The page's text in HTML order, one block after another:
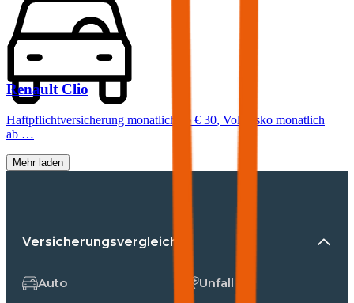
Renault Clio
Haftpflichtversicherung monatlich ab € 30, Vollkasko monatlich
ab …
Mehr laden
Versicherungsvergleiche
Auto
Unfall